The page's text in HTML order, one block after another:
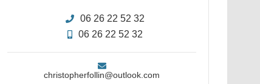
06 26 22 52 32
06 26 22 52 32
christopherfollin@outlook.com